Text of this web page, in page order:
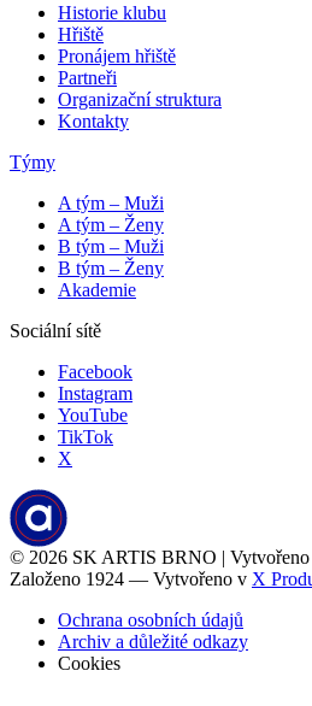
Historie klubu
Hřiště
Pronájem hřiště
Partneři
Organizační struktura
Kontakty
Týmy
A tým – Muži
A tým – Ženy
B tým – Muži
B tým – Ženy
Akademie
Sociální sítě
Facebook
Instagram
YouTube
TikTok
X
© 2026 SK ARTIS BRNO |
Založeno 1924 — Vytvořeno v X
Ochrana osobních údajů
Archiv a důležité odkazy
Cookies